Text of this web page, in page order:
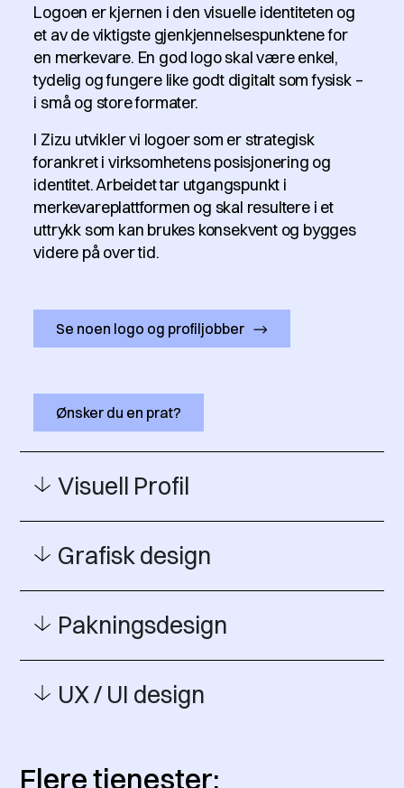
Logoen er kjernen i den visuelle identiteten og
et av de viktigste gjenkjennelsespunktene for
en merkevare. En god logo skal være enkel,
tydelig og fungere like godt digitalt som fysisk –
i små og store formater.
I Zizu utvikler vi logoer som er strategisk
forankret i virksomhetens posisjonering og
identitet. Arbeidet tar utgangspunkt i
merkevareplattformen og skal resultere i et
uttrykk som kan brukes konsekvent og bygges
videre på over tid.
Se noen logo og profiljobber
Ønsker du en prat?
Visuell Profil
Grafisk design
Pakningsdesign
UX / UI design
Flere tjenester: